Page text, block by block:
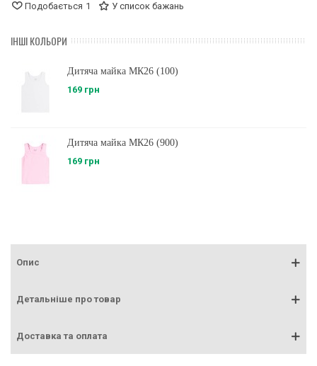
Подобається 1 У список бажань
ІНШІ КОЛЬОРИ
Дитяча майка МК26 (100)
169 грн
Дитяча майка МК26 (900)
169 грн
Опис
Детальніше про товар
Доставка та оплата